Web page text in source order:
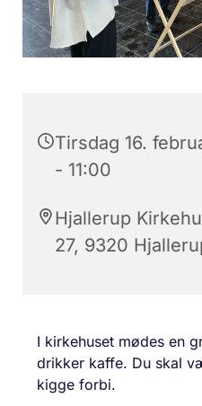
Tirsdag 16.
- 11:00
Hjallerup
27, 9320
I kirkehuset mødes en
drikker kaffe. Du skal
kigge forbi.